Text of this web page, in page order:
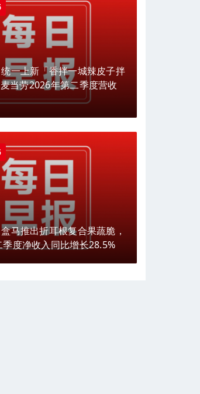
一上新「香拌一城辣皮子拌
当劳2026年第二季度营收
马推出折耳根复合果蔬脆，
度净收入同比增长28.5%